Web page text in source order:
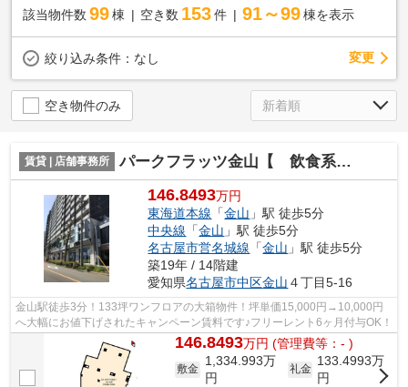
該当物件数 99棟 空き数 153 件 91～99 棟を表示
絞り込み条件： なし 変更
空き物件のみ
賃貸 | 店舗事務所 パークフラッツ金山【 飲食系おすすめ 】
146.8493万円
東海道本線 「金山 」駅 徒歩5分
中央線 「金山 」駅 徒歩5分
名古屋市営名城線 「金山 」駅 徒歩5分
築19年 / 14階建
愛知県名古屋市中区金山 ４丁目5-16
金山駅徒歩3分！133坪ワンフロアの大箱物件！坪単価15,000円→10,000円
へ大幅にお値下げされたキャンペーン賃料です♪フリーレント6ヶ月付与OK！
146.8493万円 (管理費等：- )
敷金
1,334.993万
円
礼金
133.4993万
円